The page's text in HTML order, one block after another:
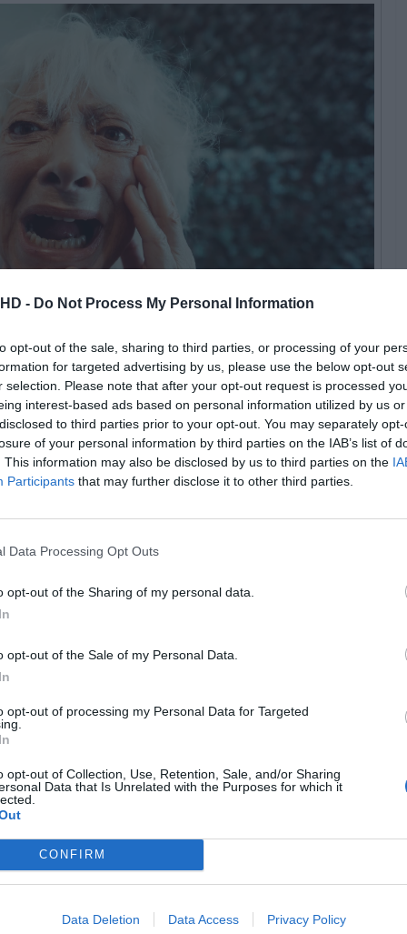
- Do Not Process My Personal Information
opt-out of the sale, sharing to third parties, or processing of your
for targeted advertising by us, please use the below opt-out
selection. Please note that after your opt-out request is processed
interest-based ads based on personal information utilized by us
to third parties prior to your opt-out. You may separately
of your personal information by third parties on the IAB’s list of
This information may also be disclosed by us to third parties on the
Participants that may further disclose it to other third parties.
Data Processing Opt Outs
opt-out of the Sharing of my personal data.
opt-out of the Sale of my Personal Data.
opt-out of processing my Personal Data for Targeted
opt-out of Collection, Use, Retention, Sale, and/or Sharing
Data that Is Unrelated with the Purposes for which it
CONFIRM
Data Deletion Data Access Privacy Policy
© Find Films
conta a história de um casal de idosos que se sente
cumprir uma antiga promessa: morrer juntos.
de amor.
lhes as voltas e, de repente, tornam-se
regresso à juventude, eles não estão nada
de desafios pessoais.
Pub
aceitação, da juventude e das novas oportunidades
o valor e sentido da vida são abordados com
diferenças geracionais e a rápida evolução